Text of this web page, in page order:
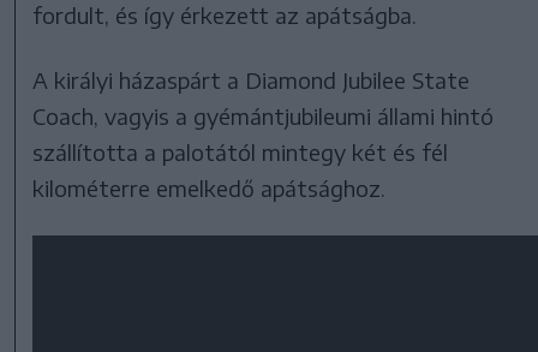
fordult, és így érkezett az apátságba.
A királyi házaspárt a Diamond Jubilee State
Coach, vagyis a gyémántjubileumi állami hintó
szállította a palotától mintegy két és fél
kilométerre emelkedő apátsághoz.